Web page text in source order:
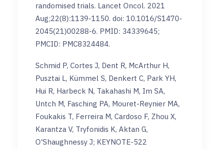
randomised trials. Lancet Oncol. 2021
Aug;22(8):1139-1150. doi: 10.1016/S1470-
2045(21)00288-6. PMID: 34339645;
PMCID: PMC8324484.
Schmid P, Cortes J, Dent R, McArthur H,
Pusztai L, Kümmel S, Denkert C, Park YH,
Hui R, Harbeck N, Takahashi M, Im SA,
Untch M, Fasching PA, Mouret-Reynier MA,
Foukakis T, Ferreira M, Cardoso F, Zhou X,
Karantza V, Tryfonidis K, Aktan G,
O'Shaughnessy J; KEYNOTE-522